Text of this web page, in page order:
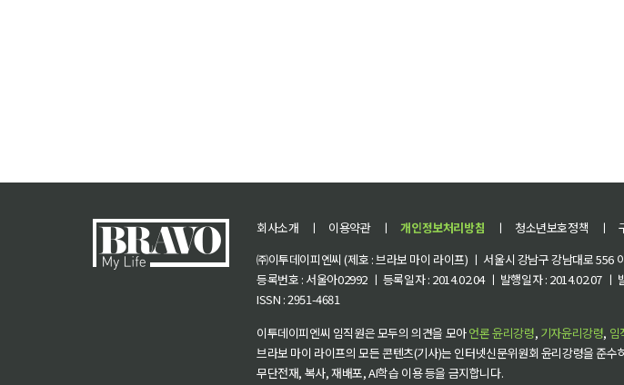
회사소개 ㅣ 이용약관 ㅣ 개인정보처리방침 ㅣ 청소년보호정책 ㅣ
㈜이투데이피엔씨 (제호 : 브라보 마이 라이프) ㅣ 서울시 강남구 강남대로
등록번호 : 서울아02992 ㅣ 등록일자 : 2014.02.04 ㅣ 발행일자 : 2014.02.07
ISSN : 2951-4681
이투데이피엔씨 임직원은 모두의 의견을 모아언론 윤리강령, 기자윤리강령, 임
브라보 마이 라이프의 모든 콘텐츠(기사)는 인터넷신문위원회 윤리강령을 준수
무단전재, 복사, 재배포, AI학습 이용 등을 금지합니다.